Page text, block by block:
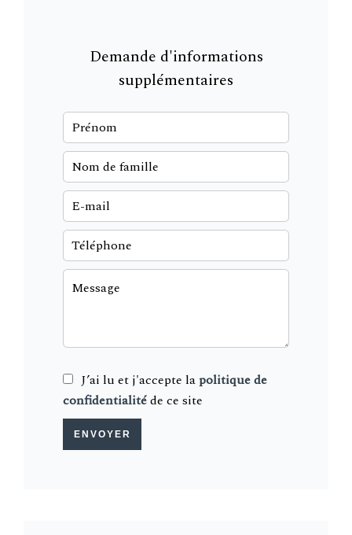
Demande d'informations
supplémentaires
J’ai lu et j'accepte lapolitique de
confidentialitéde ce site
ENVOYER